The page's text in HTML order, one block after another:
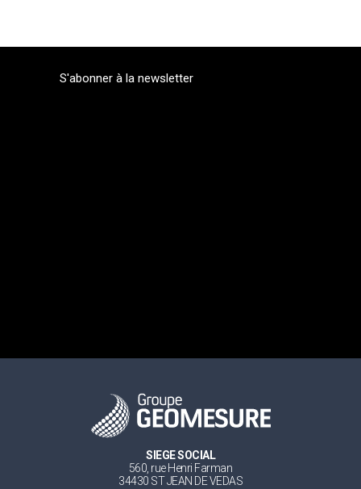
S'abonner à la newsletter
SIEGE SOCIAL
560, rue Henri Farman
34430 ST JEAN DE VEDAS